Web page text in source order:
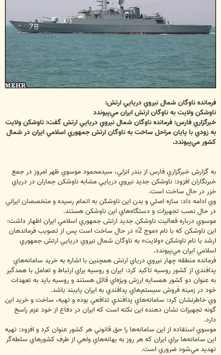
فرمانده ناوگان شمال نيروي دريايي ارتش:
ناوشكن ولايت به ناوگان ارتش ايران مي‌پيوندد
خبرگزاري فارس: فرمانده ناوگان شمال نيروي دريايي ارتش گفت: ناوشكن ولايت
به ‌زودي با پايان مراحل ساخت به ناوگان ارتش جمهوري اسلامي ايران در شمال
كشور مي‌پيوندد.
به گزارش خبرگزاري فارس از بندر انزلي، سيدمحمود موسوي ظهر امروز در جمع
خبرنگاران افزود: ناوشكن جديد نيروي دريايي مشابه ناوشكن جماران در درياي
خزر در حال ساخت است.
وي ادامه داد: سازه اصلي و بدن اين ناوشكن به اتمام رسيده و متخصصان ايراني
در حال نصب تجهيزات و دستگاه‌هاي اين ناوشكن هستند.
موسوي درباره فعاليت ناوشكن جديد ارتش جمهوري اسلامي ايران اظهار داشت:
اين ناوشكن كه با نام «موج 2» در حال ساخت است پس از تصويب فرماندهان
ارشد با نام ناوشكن «ولايت» به ناوگان شمال نيروي دريايي ارتش جمهوري
اسلامي ايران مي‌پيوندد.
فرمانده منطقه چهار نيروي درياي ارتش همچنين با اشاره به خريد سامانه‌هاي
پدافندي از كشور روسيه تاكيد كرد: ايران و روسيه براي ارتباط و تعامل با همدگير
به عنوان دو كشور همسايه ارزش ويژه‌اي قائل هستند و روسيه بايد به تعهدات
خود در زمينه فروش سيستم‌هاي پدافندي به ايران پايبند باشد.
وي خاطرنشان كرد: سامانه‌هاي پدافندي تدافعي بوده و تهيه، ساخت و خريد اين
گونه تجهيزات نشان دهنده اين نكته است كه ايران در دفاع از خود عزم راسخ
دارد.
موسوي استفاده از اين سامانه‌ها را حق قانوني هر كشور عنوان كرد و افزود: تهيه
اين سامانه‌ها براي ايران كه هر روز به بهانه‌هاي واهي از طرف كشورهاي سلطه‌گر
تهديد مي‌شود ضروري است.